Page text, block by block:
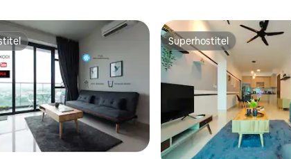
Superhostiteľ
Superhostiteľ